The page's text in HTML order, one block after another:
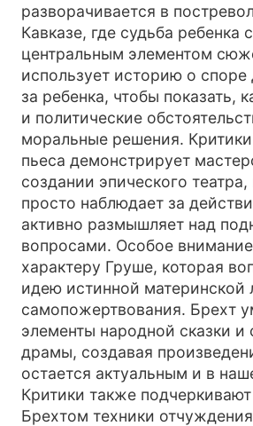
разворачивается в
Кавказе, где судьба ребенка
центральным элементом
использует историю о
за ребенка, чтобы показать,
и политические
моральные решения.
пьеса демонстрирует
создании эпического театра,
просто наблюдает за
активно размышляет над
вопросами. Особое внимание
характеру Груше, которая
идею истинной материнской
самопожертвования. Брехт
элементы народной сказки и
драмы, создавая
остается актуальным и в
Критики также
Брехтом техники